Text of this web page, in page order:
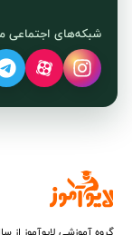
شبکه‌های اجتماعی